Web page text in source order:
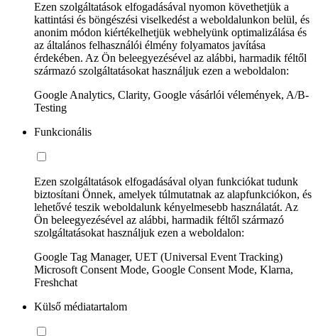
Ezen szolgáltatások elfogadásával nyomon követhetjük a
kattintási és böngészési viselkedést a weboldalunkon belül, és
anonim módon kiértékelhetjük webhelyünk optimalizálása és
az általános felhasználói élmény folyamatos javítása
érdekében. Az Ön beleegyezésével az alábbi, harmadik féltől
származó szolgáltatásokat használjuk ezen a weboldalon:
Google Analytics, Clarity, Google vásárlói vélemények, A/B-
Testing
Funkcionális
Ezen szolgáltatások elfogadásával olyan funkciókat tudunk
biztosítani Önnek, amelyek túlmutatnak az alapfunkciókon, és
lehetővé teszik weboldalunk kényelmesebb használatát. Az
Ön beleegyezésével az alábbi, harmadik féltől származó
szolgáltatásokat használjuk ezen a weboldalon:
Google Tag Manager, UET (Universal Event Tracking)
Microsoft Consent Mode, Google Consent Mode, Klarna,
Freshchat
Külső médiatartalom